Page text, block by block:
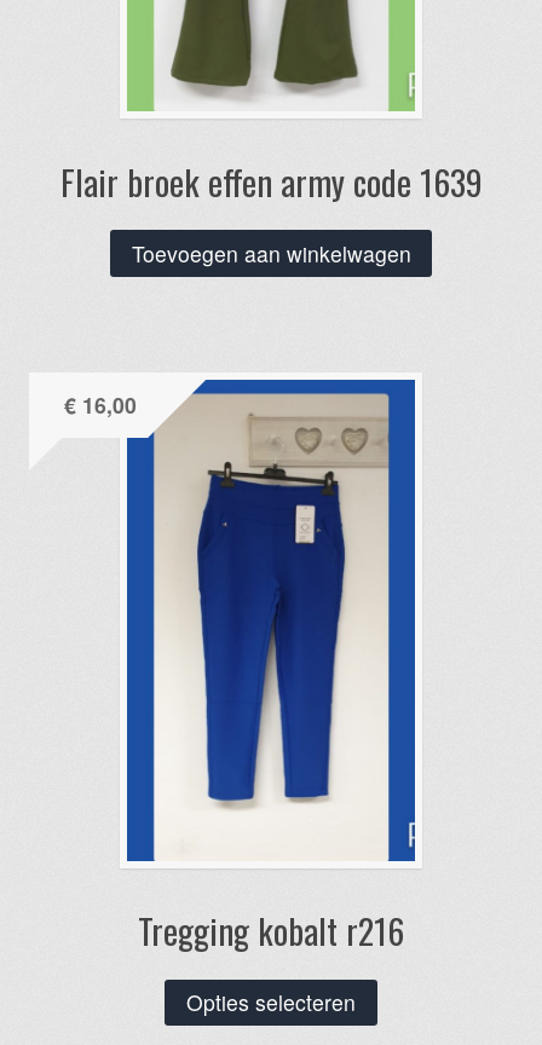
Flair broek effen army code 1639
Toevoegen aan winkelwagen
Tregging kobalt r216
€16,00
Opties selecteren
product